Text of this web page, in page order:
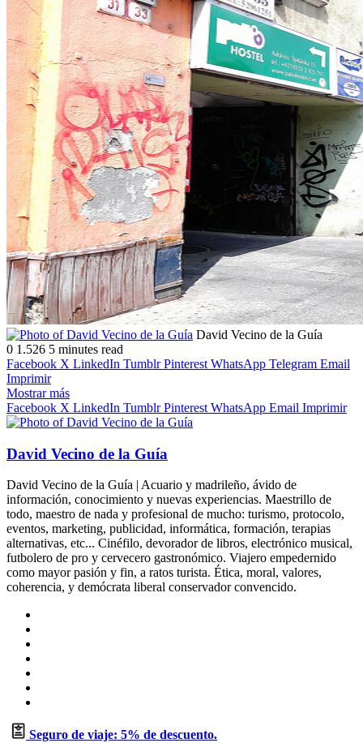
David Vecino de la Guía
X
email
0 1.526 5 minutes read
Facebook X LinkedIn Tumblr Pinterest WhatsApp Telegram Email
Imprimir
Mostrar más
Facebook X LinkedIn Tumblr Pinterest WhatsApp Email Imprimir
David Vecino de la Guía
David Vecino de la Guía | Acuario y madrileño, ávido de
información, conocimiento y nuevas experiencias. Maestrillo de
todo, maestro de nada y profesional de mucho: turismo, protocolo,
eventos, marketing, publicidad, informática, formación, terapias
alternativas, etc... Cinéfilo, devorador de libros, electrónico musical,
futbolero de pro y cervecero gastronómico. Viajero empedernido
como mayor pasión y fin, a ratos turista. Ética, moral, valores,
coherencia, y demócrata liberal conservador convencido.
Seguro de viaje: 5% de descuento.